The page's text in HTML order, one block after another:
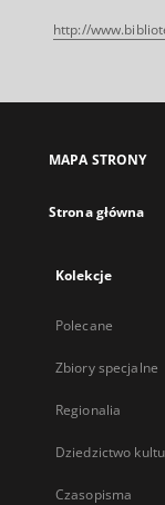
http://
MAPA STRONY
Strona główna
Kolekcje
Polecane
Zbiory specjalne
Regionalia
Dziedzictwo
Czasopisma